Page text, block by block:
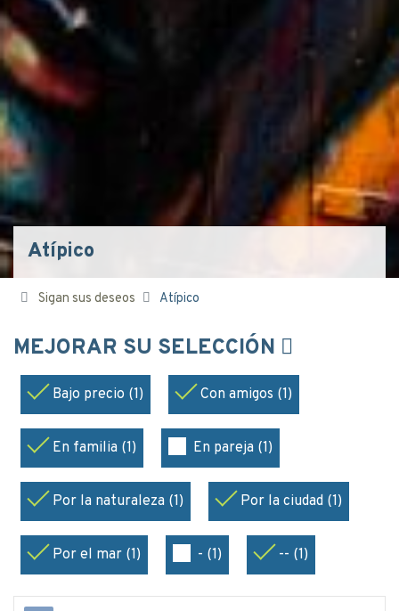
Atípico
Sigan sus deseos Atípico
MEJORAR SU SELECCIÓN
Bajo precio (1) Con amigos (1)
En familia (1) En pareja (1)
Por la naturaleza (1) Por la ciudad (1)
Por el mar (1) - (1) -- (1)